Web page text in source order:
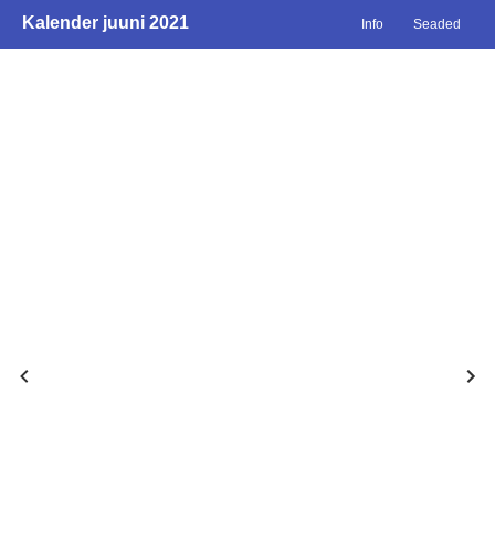
Kalender juuni 2021 Info Seaded